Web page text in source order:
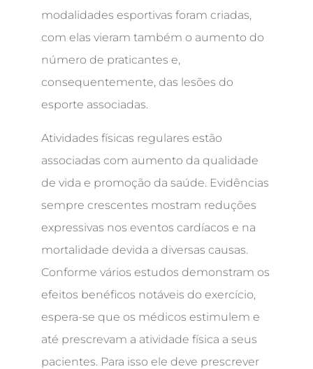
modalidades esportivas foram criadas,
com elas vieram também o aumento do
número de praticantes e,
consequentemente, das lesões do
esporte associadas.
Atividades físicas regulares estão
associadas com aumento da qualidade
de vida e promoção da saúde. Evidências
sempre crescentes mostram reduções
expressivas nos eventos cardíacos e na
mortalidade devida a diversas causas.
Conforme vários estudos demonstram os
efeitos benéficos notáveis do exercício,
espera-se que os médicos estimulem e
até prescrevam a atividade física a seus
pacientes. Para isso ele deve prescrever